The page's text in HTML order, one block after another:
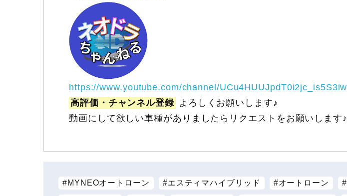
https://www.youtube.com/channel/UCu4HUUJpdT0i2jc_is5S3iw
高評価・チャンネル登録 よろしくお願いします♪
動画にして欲しい車種がありましたらリクエストをお願いします♪
MYNEOオートローン エスティマハイブリッド オートローン